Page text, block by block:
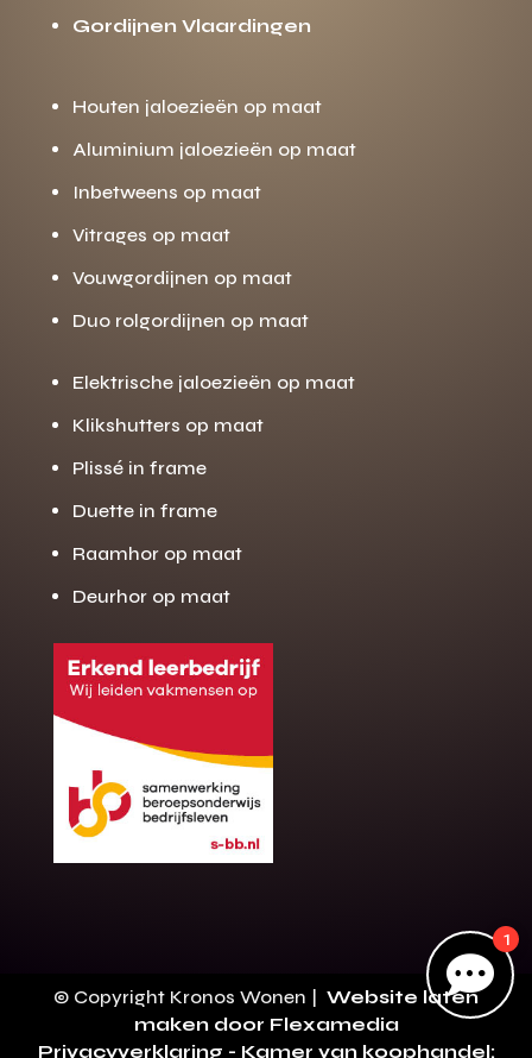
op maat?
Binnen 24 uur jouw gratis offerte
10 jaar garantie op de montage
Gratis inmeting (voorwaarden)
Volledig ontzorgd
Wij werken landelijk
Gordijnen Vlaardingen
Houten jaloezieën op maat
Aluminium jaloezieën op maat
Inbetweens op maat
Vitrages op maat
Vouwgordijnen op maat
Duo rolgordijnen op maat
Elektrische jaloezieën op maat
Klikshutters op maat
Plissé in frame
Duette in frame
Raamhor op maat
Deurhor op maat

1
© Copyright Kronos Wonen | Website laten
maken door Flexamedia
Privacyverklaring - Kamer van koophandel: